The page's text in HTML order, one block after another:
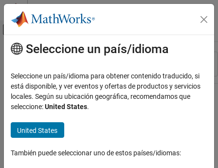
Saltar al contenido
Mostrar/ocultar menú de navegación
Recurso
Contenido principal
Seleccione un país/idioma
Seleccione un país/idioma para obtener contenido traducido, si
está disponible, y ver eventos y ofertas de productos y servicios
locales. Según su ubicación geográfica, recomendamos que
seleccione:United States.
United States
También puede seleccionar uno de estos países/idiomas: